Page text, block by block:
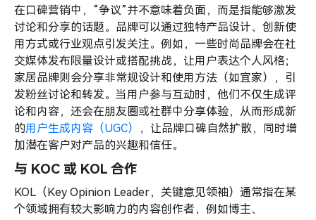
在口碑营销中，“争议”并不意味着负面，而是指能够激发
讨论和分享的话题。品牌可以通过独特产品设计、创新使
用方式或行业观点引发关注。例如，一些时尚品牌会在社
交媒体发布限量设计或搭配挑战，让用户表达个人风格；
家居品牌则会分享非常规设计和使用方法（如宜家），引
发粉丝讨论和转发。当用户参与互动时，他们不仅生成评
论和内容，还会在朋友圈或社群中分享体验，从而形成新
的用户生成内容（UGC）
，让品牌口碑自然扩散，同时增
加潜在客户对产品的兴趣和信任。
与 KOC 或 KOL 合作
KOL（Key Opinion Leader，关键意见领袖）通常指在某
个领域拥有较大影响力的内容创作者，例如博主、